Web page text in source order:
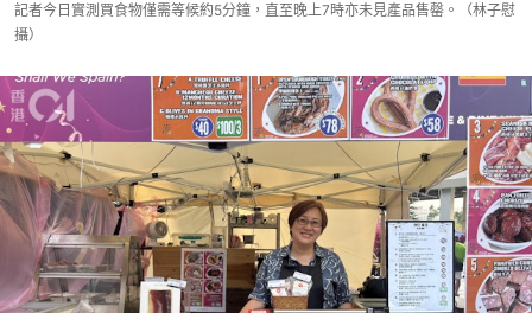
記者今日實測買食物僅需等候約5分鐘，直至晚上7時亦未見產品售罄。（林子慰
攝）